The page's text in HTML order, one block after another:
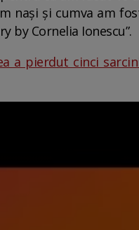
nași și cumva am
by Cornelia Ionescu”.
a pierdut cinci